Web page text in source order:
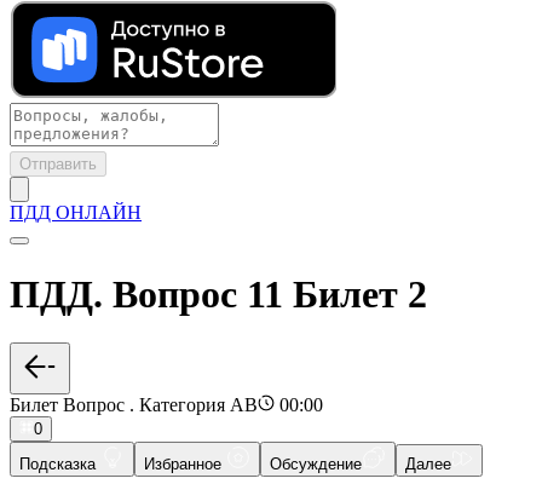
Отправить
ПДД ОНЛАЙН
ПДД. Вопрос 11 Билет 2
Билет Вопрос . Категория AB 00:00
0
Подсказка
Избранное Обсуждение Далее